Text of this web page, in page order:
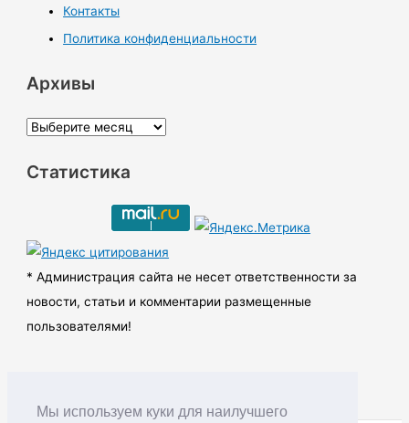
Мы используем куки для наилучшего
Контакты
Политика конфиденциальности
Архивы
А
х
ы
Статистика
* Администрация сайта не несет ответственности за
новости, статьи и комментарии размещенные
пользователями!